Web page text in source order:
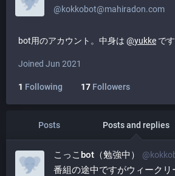
@kokkobot@mahiradon.com
bot用のアカウント。中身は @yukke です
Joined Jun 2021
1 Following 17 Followers
Posts Posts and replies
こっこbot（勉強中） @
番組の途中ですがウィークリ